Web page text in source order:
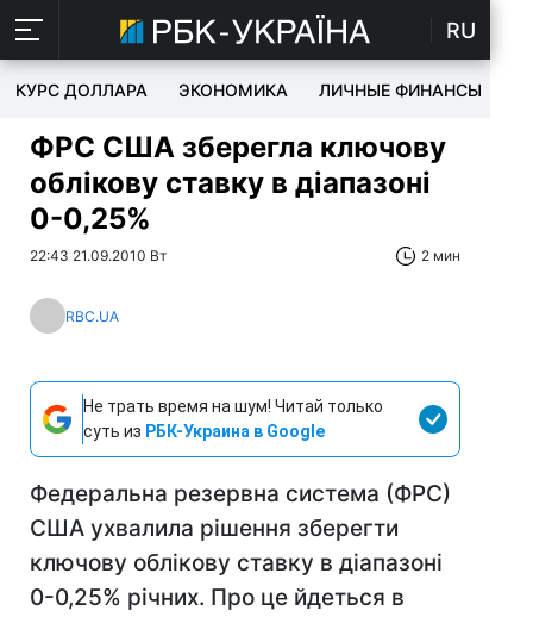
RU
КУРС ДОЛЛАРА ЭКОНОМИКА ЛИЧНЫЕ ФИНАНСЫ
ФРС США зберегла ключову
облікову ставку в діапазоні
0-0,25%
22:43 21.09.2010 Вт 2 мин
RBC.UA
Не трать время на шум! Читай только
суть из РБК-Украина в Google
Федеральна резервна система (ФРС)
США ухвалила рішення зберегти
ключову облікову ставку в діапазоні
0-0,25% річних. Про це йдеться в